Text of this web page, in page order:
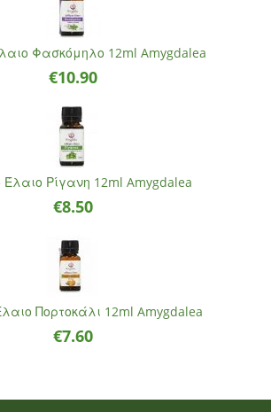
Φασκόμηλο 12ml Amygdalea
€10.90
Έλαιο Ρίγανη 12ml Amygdalea
€8.50
Πορτοκάλι 12ml Amygdalea
€7.60